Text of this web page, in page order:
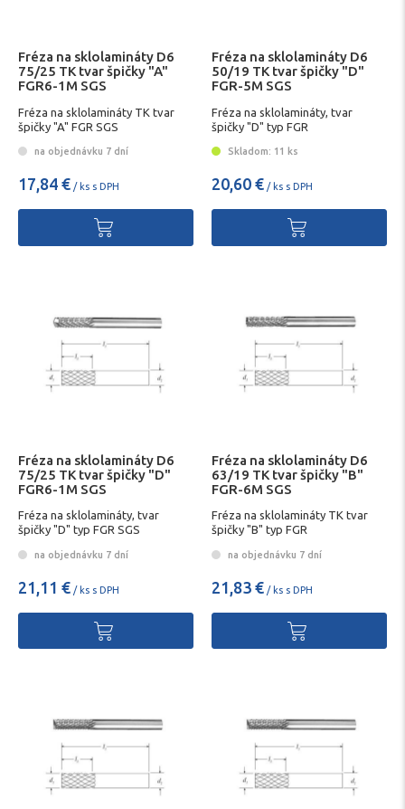
Fréza na sklolamináty D6
75/25 TK tvar špičky "A"
FGR6-1M SGS
Fréza na sklolamináty TK tvar
špičky "A" FGR SGS
na objednávku 7 dní
17,84 € / ks s DPH
Fréza na sklolamináty D6
50/19 TK tvar špičky "D"
FGR-5M SGS
Fréza na sklolamináty, tvar
špičky "D" typ FGR
Skladom: 11 ks
20,60 € / ks s DPH
Fréza na sklolamináty D6
75/25 TK tvar špičky "D"
FGR6-1M SGS
Fréza na sklolamináty, tvar
špičky "D" typ FGR SGS
na objednávku 7 dní
21,11 € / ks s DPH
Fréza na sklolamináty D6
63/19 TK tvar špičky "B"
FGR-6M SGS
Fréza na sklolamináty TK tvar
špičky "B" typ FGR
na objednávku 7 dní
21,83 € / ks s DPH